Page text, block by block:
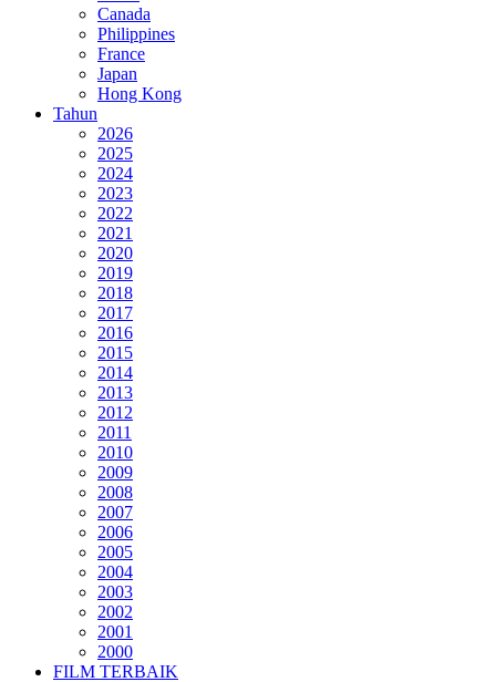
Canada
Philippines
France
Japan
Hong Kong
Tahun
2026
2025
2024
2023
2022
2021
2020
2019
2018
2017
2016
2015
2014
2013
2012
2011
2010
2009
2008
2007
2006
2005
2004
2003
2002
2001
2000
FILM TERBAIK